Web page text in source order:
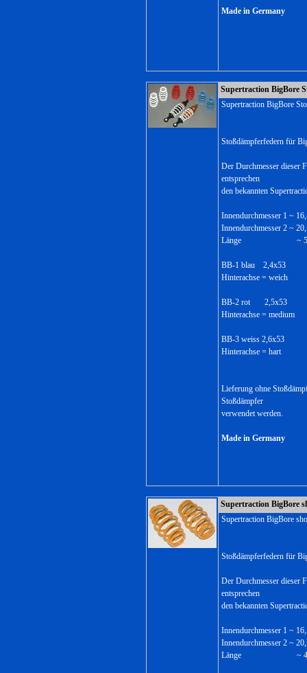
Made in Germany
Supertraction BigBore
Supertraction BigBore
Stoßdämpferfedern für
Der Durchmesser dieser
entsprechen
den bekannten
Innendurchmesser 1 ~
Innendurchmesser 2 ~
Länge ~
BB-1 blau 2,4x53
Hinterachse = weich
BB-2 rot 2,5x53
Hinterachse = medium
BB-3 weiss 2,6x53
Hinterachse = hart
Lieferung ohne
Stoßdämpfer
verwendet werden.
Made in Germany
Supertraction BigBore
Supertraction BigBore
Stoßdämpferfedern für
Der Durchmesser dieser
entsprechen
den bekannten
Innendurchmesser 1 ~
Innendurchmesser 2 ~
Länge ~